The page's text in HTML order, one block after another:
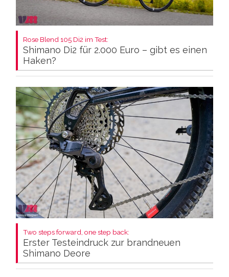
Rose Blend 105 Di2 im Test:
Shimano Di2 für 2.000 Euro – gibt es einen
Haken?
Two steps forward, one step back:
Erster Testeindruck zur brandneuen
Shimano Deore